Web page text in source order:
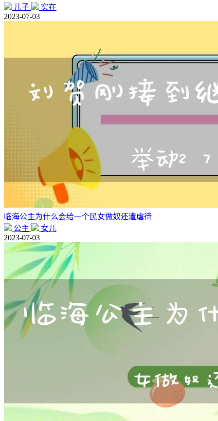
儿子
实在
2023-07-03
临海公主为什么会给一个民女做奴还遭虐待
公主
女儿
2023-07-03